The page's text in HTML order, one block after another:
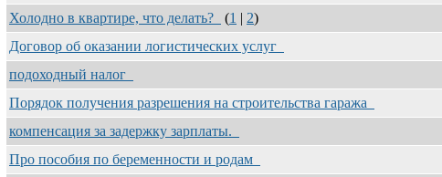
Холодно в квартире, что делать?
(1 | 2)
Договор об оказании логистических услуг
подоходный налог
Порядок получения разрешения на строительства гаража
компенсация за задержку зарплаты.
Про пособия по беременности и родам